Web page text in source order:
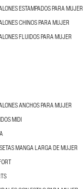
ESTAMPADOS PARA MUJER
CHINOS PARA MUJER
FLUIDOS PARA MUJER
ANCHOS PARA MUJER
MIDI
MANGA LARGA DE MUJER